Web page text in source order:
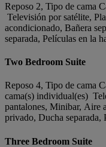
Reposo 2, Tipo de cama
Televisión por satélite,
acondicionado, Bañera
separada, Películas en la
Two Bedroom Suite
Reposo 4, Tipo de cama
cama(s) individual(es)
pantalones, Minibar, Aire
privado, Ducha separada,
Three Bedroom Suite